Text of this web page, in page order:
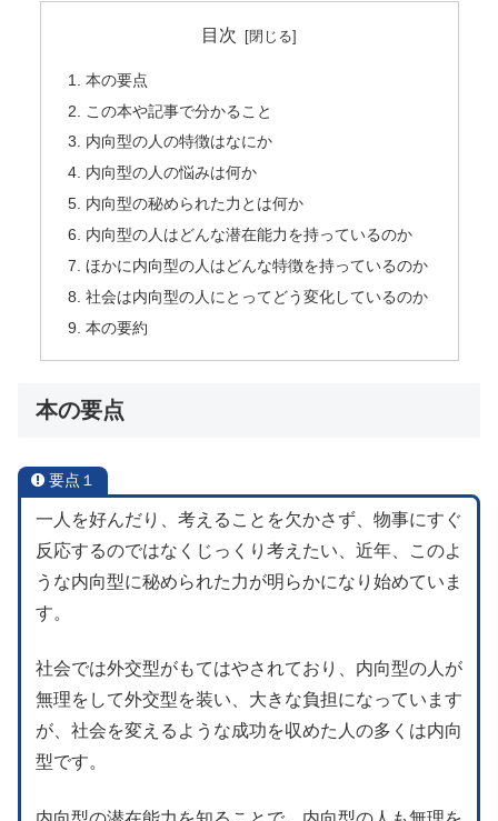
目次
本の要点
この本や記事で分かること
内向型の人の特徴はなにか
内向型の人の悩みは何か
内向型の秘められた力とは何か
内向型の人はどんな潜在能力を持っているのか
ほかに内向型の人はどんな特徴を持っているのか
社会は内向型の人にとってどう変化しているのか
本の要約
本の要点
要点１
一人を好んだり、考えることを欠かさず、物事にすぐ
反応するのではなくじっくり考えたい、近年、このよ
うな内向型に秘められた力が明らかになり始めていま
す。
社会では外交型がもてはやされており、内向型の人が
無理をして外交型を装い、大きな負担になっています
が、社会を変えるような成功を収めた人の多くは内向
型です。